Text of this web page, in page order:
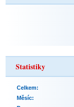
Statistiky
Celkem:
Měsíc: